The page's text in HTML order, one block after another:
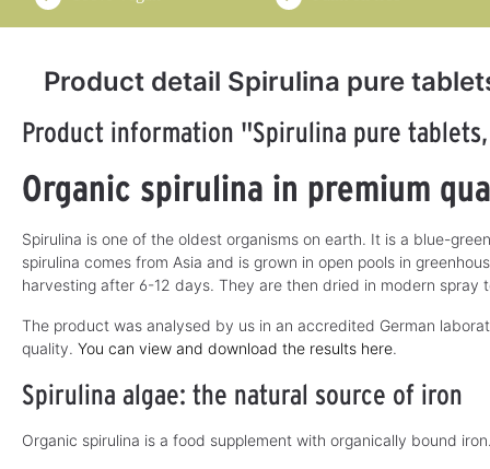
Product detail Spirulina pure
Product information "Spirulina pure
Organic spirulina in premium
Spirulina is one of the oldest organisms on earth. It is a blue-
spirulina comes from Asia and is grown in open pools in
harvesting after 6-12 days. They are then dried in modern
The product was analysed by us in an accredited German
quality. You can view and download the results here.
Spirulina algae: the natural source of iron
Organic spirulina is a food supplement with organically bound